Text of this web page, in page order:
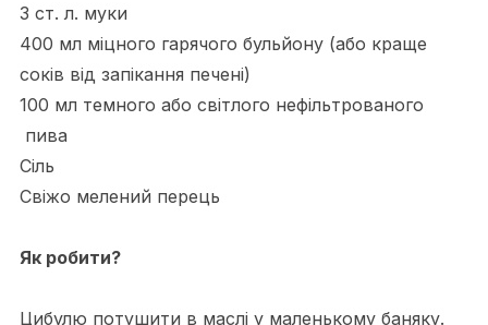
3 ст. л. муки
400 мл міцного гарячого бульйону (або краще
соків від запікання печені)
100 мл темного або світлого нефільтрованого
пива
Сіль
Свіжо мелений перець
Як робити?
Цибулю потушити в маслі у маленькому баняку.